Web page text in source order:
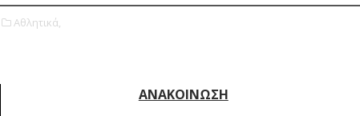
Αθλητικά,
ΑΝΑΚΟΙΝΩΣΗ